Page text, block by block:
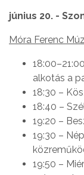
június 20. -
Móra Ferenc
alkotás a
18:30 –
18:40 –
19:20 –
19:30 –
19:50 –